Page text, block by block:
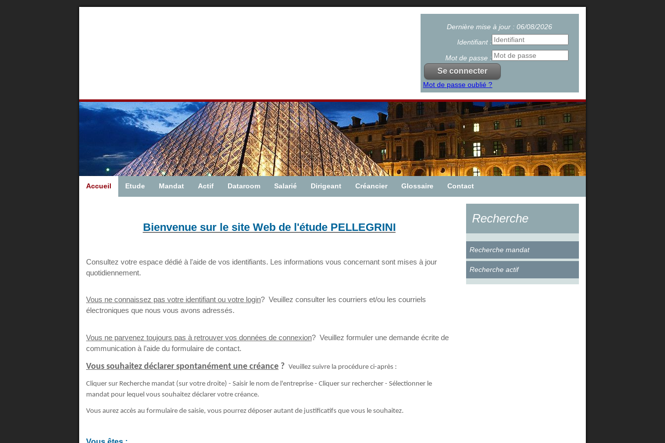
Dernière mise à jour : 06/08/2026
Identifiant :
Mot de passe :
Mot de passe oublié ?
Accueil Etude Mandat Actif Dataroom Salarié Dirigeant Créancier Glossaire Contact
Recherche
Recherche mandat
Recherche actif
Bienvenue sur le site Web de l'étude PELLEGRINI
Consultez votre espace dédié à l'aide de vos identifiants. Les informations vous concernant sont mises à jour
quotidiennement.
Vous ne connaissez pas votre identifiant ou votre login? Veuillez consulter les courriers et/ou les courriels
électroniques que nous vous avons adressés.
Vous ne parvenez toujours pas à retrouver vos données de connexion? Veuillez formuler une demande écrite de
communication à l’aide du formulaire de contact.
Vous souhaitez déclarer spontanément une créance ? Veuillez suivre la procédure ci-après :
Cliquer sur Recherche mandat (sur votre droite) - Saisir le nom de l'entreprise - Cliquer sur rechercher - Sélectionner le
mandat pour lequel vous souhaitez déclarer votre créance.
Vous aurez accès au formulaire de saisie, vous pourrez déposer autant de justificatifs que vous le souhaitez.